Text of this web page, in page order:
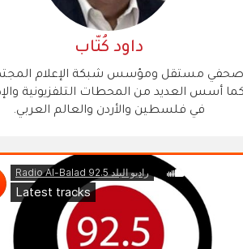
داود كُتّاب
صحفي مستقل ومؤسس شبكة الإعلام
أسس العديد من المحطات التلفزيونية
في فلسطين والأردن والعالم العربي.